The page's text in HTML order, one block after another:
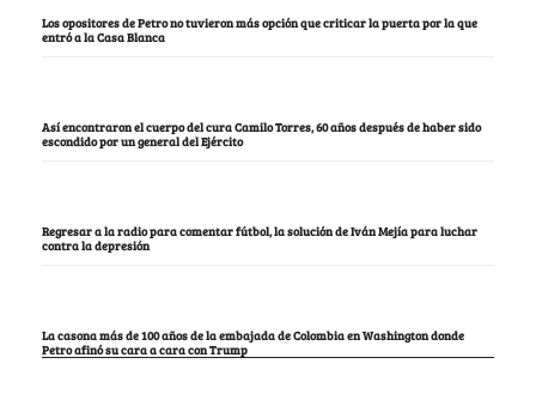
Los opositores de Petro no tuvieron más opción que criticar la puerta por la que
entró a la Casa Blanca
Así encontraron el cuerpo del cura Camilo Torres, 60 años después de haber sido
escondido por un general del Ejército
Regresar a la radio para comentar fútbol, la solución de Iván Mejía para luchar
contra la depresión
La casona más de 100 años de la embajada de Colombia en Washington donde
Petro afinó su cara a cara con Trump